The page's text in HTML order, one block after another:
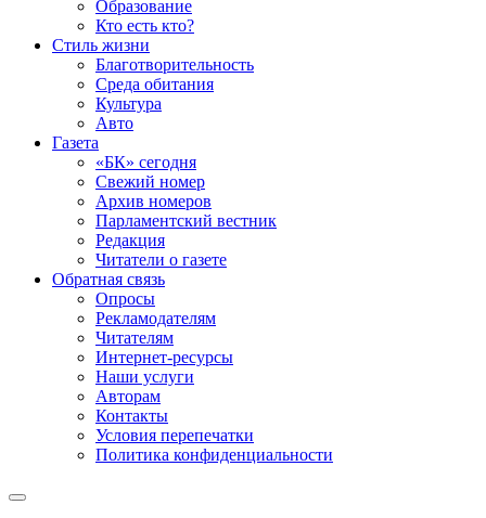
Образование
Кто есть кто?
Стиль жизни
Благотворительность
Среда обитания
Культура
Авто
Газета
«БК» сегодня
Свежий номер
Архив номеров
Парламентский вестник
Редакция
Читатели о газете
Обратная связь
Опросы
Рекламодателям
Читателям
Интернет-ресурсы
Наши услуги
Авторам
Контакты
Условия перепечатки
Политика конфиденциальности